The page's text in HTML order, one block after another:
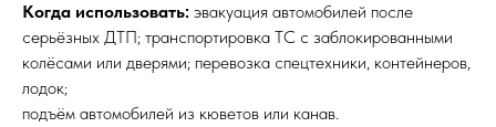
Когда использовать: эвакуация автомобилей после
серьёзных ДТП; транспортировка ТС с заблокированными
колёсами или дверями; перевозка спецтехники, контейнеров,
лодок;
подъём автомобилей из кюветов или канав.